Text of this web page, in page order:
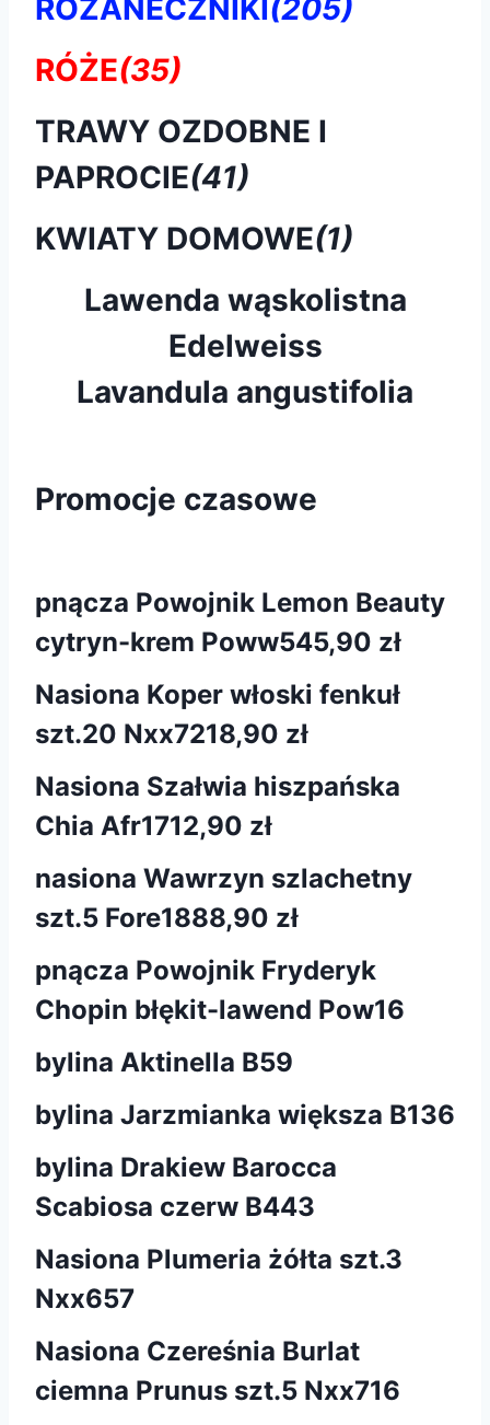
RÓŻANECZNIKI (205)
RÓŻE(35)
TRAWY OZDOBNE I
PAPROCIE(41)
KWIATY DOMOWE(1)
Lawenda wąskolistna
Edelweiss
Lavandula angustifolia
Promocje czasowe
pnącza Powojnik Lemon Beauty
cytryn-krem Poww545,90 zł
Nasiona Koper włoski fenkuł
szt.20 Nxx7218,90 zł
Nasiona Szałwia hiszpańska
Chia Afr1712,90 zł
nasiona Wawrzyn szlachetny
szt.5 Fore1888,90 zł
pnącza Powojnik Fryderyk
Chopin błękit-lawend Pow16
bylina Aktinella B59
bylina Jarzmianka większa B136
bylina Drakiew Barocca
Scabiosa czerw B443
Nasiona Plumeria żółta szt.3
Nxx657
Nasiona Czereśnia Burlat
ciemna Prunus szt.5 Nxx716